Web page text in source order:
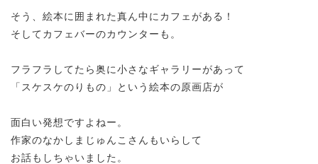
そう、絵本に囲まれた真ん中にカフェがある！
そしてカフェバーのカウンターも。
フラフラしてたら奥に小さなギャラリーがあって
「スケスケのりもの」という絵本の原画店が
面白い発想ですよねー。
作家のなかしまじゅんこさんもいらして
お話もしちゃいました。